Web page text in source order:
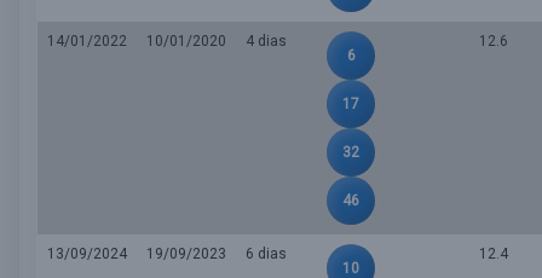
14/01/2022 10/01/2020
4 dias
6
17
32
46
12.6
13/09/2024 19/09/2023
6 dias
10
12.4